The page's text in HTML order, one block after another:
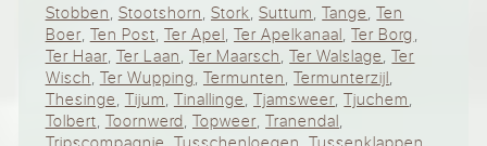
Stobben, Stootshorn, Stork,Suttum,Tange,Ten
Boer, Ten Post, Ter Apel,Ter Apelkanaal,Ter Borg ,
Ter Haar, Ter Laan, Ter Maarsch,Ter Walslage,Ter
Wisch, Ter Wupping, Termunten,Termunterzijl,
Thesinge, Tijum, Tinallinge,Tjamsweer,Tjuchem,
Tolbert, Toornwerd, Topweer,Tranendal,